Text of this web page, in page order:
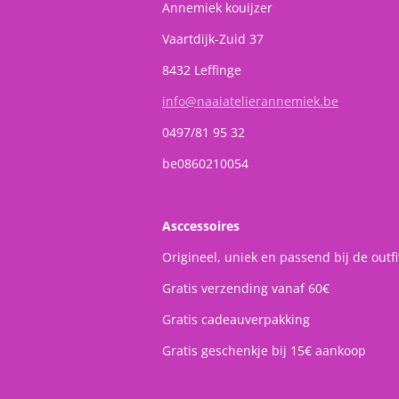
Annemiek kouijzer
Vaartdijk-Zuid 37
8432 Leffinge
info@naaiatelierannemiek.be
0497/81 95 32
be0860210054
Asccessoires
Origineel, uniek en passend bij de
Gratis verzending vanaf 60€
Gratis cadeauverpakking
Gratis geschenkje bij 15€ aankoop